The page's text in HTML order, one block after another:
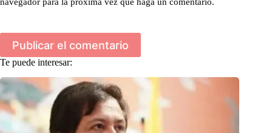
Publicar el comentario
Te puede interesar: